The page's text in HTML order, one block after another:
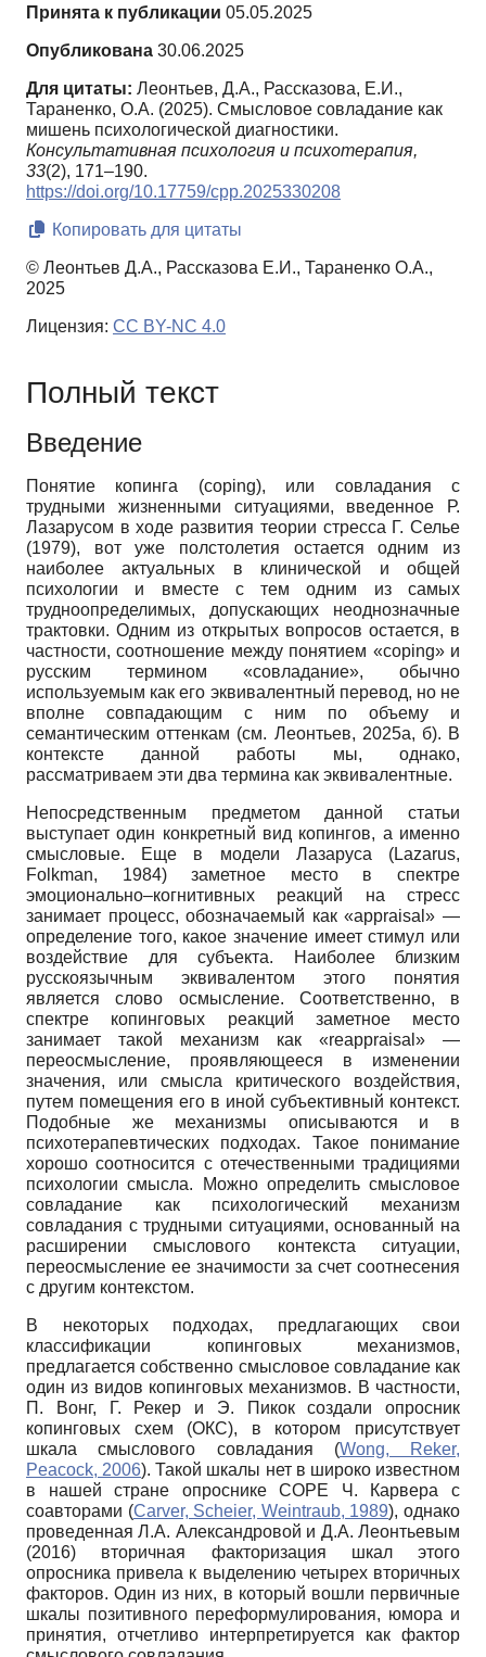
Принята к публикации 05.05.2025
Опубликована 30.06.2025
Для цитаты: Леонтьев, Д.А., Рассказова, Е.И.,
Тараненко, О.А. (2025). Смысловое совладание как
мишень психологической диагностики.
Консультативная психология и психотерапия,
33(2), 171–190.
https://doi.org/10.17759/cpp.2025330208
Копировать для цитаты
© Леонтьев Д.А., Рассказова Е.И., Тараненко О.А.,
2025
Лицензия: CC BY-NC 4.0
Полный текст
Введение
Понятие копинга (coping), или совладания с
трудными жизненными ситуациями, введенное Р.
Лазарусом в ходе развития теории стресса Г. Селье
(1979), вот уже полстолетия остается одним из
наиболее актуальных в клинической и общей
психологии и вместе с тем одним из самых
трудноопределимых, допускающих неоднозначные
трактовки. Одним из открытых вопросов остается, в
частности, соотношение между понятием «coping» и
русским термином «совладание», обычно
используемым как его эквивалентный перевод, но не
вполне совпадающим с ним по объему и
семантическим оттенкам (см. Леонтьев, 2025а, б). В
контексте данной работы мы, однако,
рассматриваем эти два термина как эквивалентные.
Непосредственным предметом данной статьи
выступает один конкретный вид копингов, а именно
смысловые. Еще в модели Лазаруса (Lazarus,
Folkman, 1984) заметное место в спектре
эмоционально–когнитивных реакций на стресс
занимает процесс, обозначаемый как «appraisal» —
определение того, какое значение имеет стимул или
воздействие для субъекта. Наиболее близким
русскоязычным эквивалентом этого понятия
является слово осмысление. Соответственно, в
спектре копинговых реакций заметное место
занимает такой механизм как «reappraisal» —
переосмысление, проявляющееся в изменении
значения, или смысла критического воздействия,
путем помещения его в иной субъективный контекст.
Подобные же механизмы описываютcя и в
психотерапевтических подходах. Такое понимание
хорошо соотносится с отечественными традициями
психологии смысла. Можно определить смысловое
совладание как психологический механизм
совладания с трудными ситуациями, основанный на
расширении смыслового контекста ситуации,
переосмысление ее значимости за счет соотнесения
с другим контекстом.
В некоторых подходах, предлагающих свои
классификации копинговых механизмов,
предлагается собственно смысловое совладание как
один из видов копинговых механизмов. В частности,
П. Вонг, Г. Рекер и Э. Пикок создали опросник
копинговых схем (ОКС), в котором присутствует
шкала смыслового совладания (Wong, Reker,
Peacock, 2006). Такой шкалы нет в широко известном
в нашей стране опроснике COPE Ч. Карвера с
соавторами (Carver, Scheier, Weintraub, 1989), однако
проведенная Л.А. Александровой и Д.А. Леонтьевым
(2016) вторичная факторизация шкал этого
опросника привела к выделению четырех вторичных
факторов. Один из них, в который вошли первичные
шкалы позитивного переформулирования, юмора и
принятия, отчетливо интерпретируется как фактор